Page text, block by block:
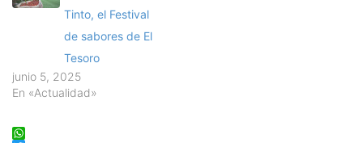
Tinto, el Festival
de sabores de El
Tesoro
junio 5, 2025
En «Actualidad»